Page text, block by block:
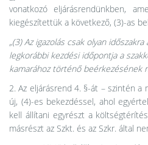
vonatkozó eljárásrendünkben,
kiegészítettük a következő, (3)-as
„(3) Az igazolás csak olyan
legkorábbi kezdési időpontja a
kamarához történő beérkezésének
2. Az eljárásrend 4. §-át – szintén a
új, (4)-es bekezdéssel, ahol
kell állítani egyrészt a
másrészt az Szkt. és az Szkr. által